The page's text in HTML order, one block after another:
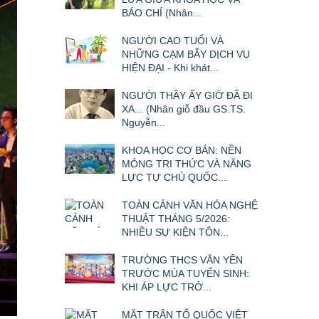
BÁO CHÍ (Nhân...
NGƯỜI CAO TUỔI VÀ
NHỮNG CẠM BẪY DỊCH VỤ
HIỆN ĐẠI - Khi khát...
NGƯỜI THẦY ẤY GIỜ ĐÃ ĐI
XA... (Nhân giỗ đầu GS.TS.
Nguyễn...
KHOA HỌC CƠ BẢN: NỀN
MÓNG TRI THỨC VÀ NĂNG
LỰC TỰ CHỦ QUỐC...
TOÀN CẢNH VĂN HÓA NGHỆ
THUẬT THÁNG 5/2026:
NHIỀU SỰ KIỆN TÔN...
TRƯỜNG THCS VĂN YÊN
TRƯỚC MÙA TUYỂN SINH:
KHI ÁP LỰC TRỞ...
MẶT TRẬN TỔ QUỐC VIỆT